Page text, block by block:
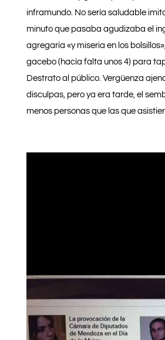
inframundo. No sería saludable
minuto que pasaba agudizaba el
agregaría «y miseria en los
gacebo (hacía falta unos 4) para
Destrato al público. Vergüenza
disculpas, pero ya era tarde, el
menos personas que las que